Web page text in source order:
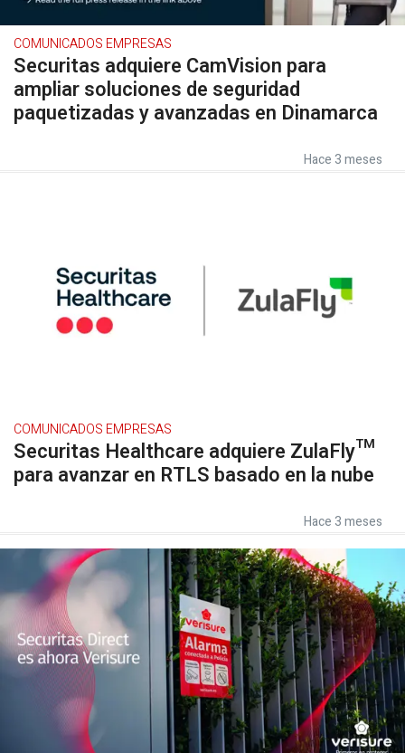
COMUNICADOS EMPRESAS
Securitas adquiere CamVision para
ampliar soluciones de seguridad
paquetizadas y avanzadas en Dinamarca
Hace 3 meses
COMUNICADOS EMPRESAS
Securitas Healthcare adquiere ZulaFly™
para avanzar en RTLS basado en la nube
Hace 3 meses